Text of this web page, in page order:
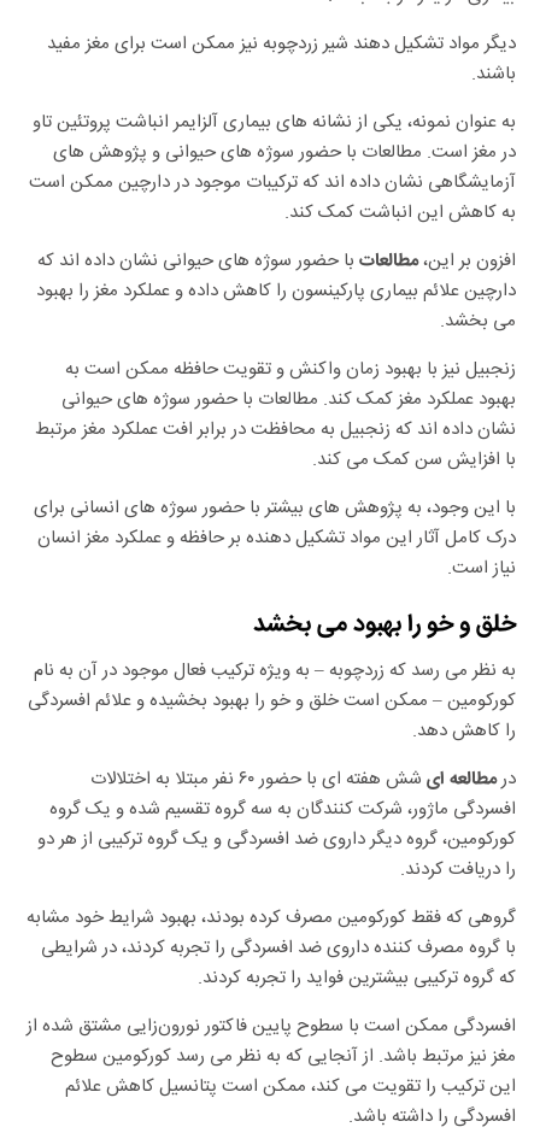
دیگر مواد تشکیل دهند شیر زردچوبه نیز ممکن است برای مغز مفید
باشند.
به عنوان نمونه، یکی از نشانه های بیماری آلزایمر انباشت پروتئین تاو
در مغز است. مطالعات با حضور سوژه های حیوانی و پژوهش های
آزمایشگاهی نشان داده اند که ترکیبات موجود در دارچین ممکن است
به کاهش این انباشت کمک کند.
افزون بر این،مطالعات با حضور سوژه های حیوانی نشان داده اند که
دارچین علائم بیماری پارکینسون را کاهش داده و عملکرد مغز را بهبود
می بخشد.
زنجبیل نیز با بهبود زمان واکنش و تقویت حافظه ممکن است به
بهبود عملکرد مغز کمک کند. مطالعات با حضور سوژه های حیوانی
نشان داده اند که زنجبیل به محافظت در برابر افت عملکرد مغز مرتبط
با افزایش سن کمک می کند.
با این وجود، به پژوهش های بیشتر با حضور سوژه های انسانی برای
درک کامل آثار این مواد تشکیل دهنده بر حافظه و عملکرد مغز انسان
نیاز است.
خلق و خو را بهبود می بخشد
به نظر می رسد که زردچوبه – به ویژه ترکیب فعال موجود در آن به نام
کورکومین – ممکن است خلق و خو را بهبود بخشیده و علائم افسردگی
را کاهش دهد.
درمطالعه ای
شش هفته ای با حضور ۶۰ نفر مبتلا به اختلالات
افسردگی ماژور، شرکت کنندگان به سه گروه تقسیم شده و یک گروه
کورکومین، گروه دیگر داروی ضد افسردگی و یک گروه ترکیبی از هر دو
را دریافت کردند.
گروهی که فقط کورکومین مصرف کرده بودند، بهبود شرایط خود مشابه
با گروه مصرف کننده داروی ضد افسردگی را تجربه کردند، در شرایطی
که گروه ترکیبی بیشترین فواید را تجربه کردند.
افسردگی ممکن است با سطوح پایین فاکتور نورون‌زایی مشتق شده از
مغز نیز مرتبط باشد. از آنجایی که به نظر می رسد کورکومین سطوح
این ترکیب را تقویت می کند، ممکن است پتانسیل کاهش علائم
افسردگی را داشته باشد.